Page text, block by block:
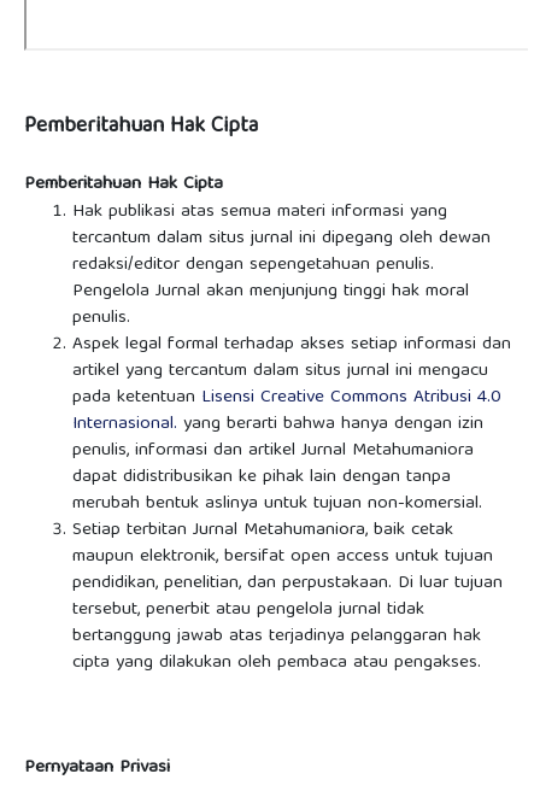
Pemberitahuan Hak Cipta
Pemberitahuan Hak Cipta
Hak publikasi atas semua materi informasi yang
tercantum dalam situs jurnal ini dipegang oleh dewan
redaksi/editor dengan sepengetahuan penulis.
Pengelola Jurnal akan menjunjung tinggi hak moral
penulis.
Aspek legal formal terhadap akses setiap informasi dan
artikel yang tercantum dalam situs jurnal ini mengacu
pada ketentuan Lisensi Creative Commons Atribusi 4.0
Internasional. yang berarti bahwa hanya dengan izin
penulis, informasi dan artikel Jurnal Metahumaniora
dapat didistribusikan ke pihak lain dengan tanpa
merubah bentuk aslinya untuk tujuan non-komersial.
Setiap terbitan Jurnal Metahumaniora, baik cetak
maupun elektronik, bersifat open access untuk tujuan
pendidikan, penelitian, dan perpustakaan. Di luar tujuan
tersebut, penerbit atau pengelola jurnal tidak
bertanggung jawab atas terjadinya pelanggaran hak
cipta yang dilakukan oleh pembaca atau pengakses.
Pernyataan Privasi